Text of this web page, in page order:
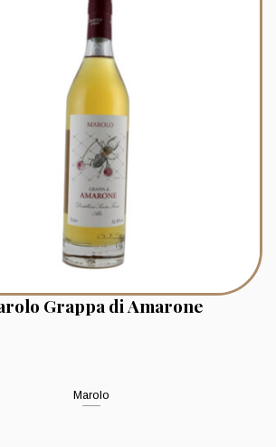
Grappa di Amarone
Marolo